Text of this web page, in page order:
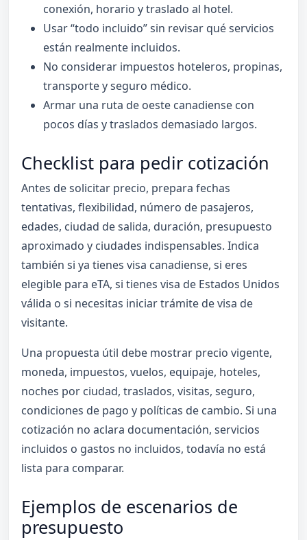
conexión, horario y traslado al hotel.
Usar “todo incluido” sin revisar qué servicios
están realmente incluidos.
No considerar impuestos hoteleros, propinas,
transporte y seguro médico.
Armar una ruta de oeste canadiense con
pocos días y traslados demasiado largos.
Checklist para pedir cotización
Antes de solicitar precio, prepara fechas
tentativas, flexibilidad, número de pasajeros,
edades, ciudad de salida, duración, presupuesto
aproximado y ciudades indispensables. Indica
también si ya tienes visa canadiense, si eres
elegible para eTA, si tienes visa de Estados Unidos
válida o si necesitas iniciar trámite de visa de
visitante.
Una propuesta útil debe mostrar precio vigente,
moneda, impuestos, vuelos, equipaje, hoteles,
noches por ciudad, traslados, visitas, seguro,
condiciones de pago y políticas de cambio. Si una
cotización no aclara documentación, servicios
incluidos o gastos no incluidos, todavía no está
lista para comparar.
Ejemplos de escenarios de
presupuesto